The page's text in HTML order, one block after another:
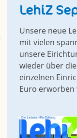
LehiZ
Unsere neue
mit vielen
unsere
wieder über
einzelnen
Euro erworben